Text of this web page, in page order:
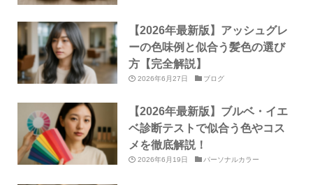
【2026年最新版】アッシュグレ
ーの色味例と似合う髪色の選び
方【完全解説】
2026年6月27日 ブログ
【2026年最新版】ブルベ・イエ
ベ診断テストで似合う色やコス
メを徹底解説！
2026年6月19日 パーソナルカラー